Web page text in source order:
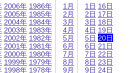
2006年
2005年
2004年
2003年
2002年
2001年
2000年
1999年
1998年
1986年
1985年
1984年
1983年
1982年
1981年
1980年
1979年
1978年
1月
2月
3月
4月
5月
6月
7月
8月
9月
1日
2日
3日
4日
5日
6日
7日
8日
9日
16日
17日
18日
19日
20日
21日
22日
23日
24日